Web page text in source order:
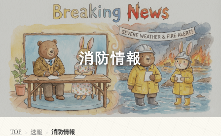
消防情報
TOP > 速報 > 消防情報